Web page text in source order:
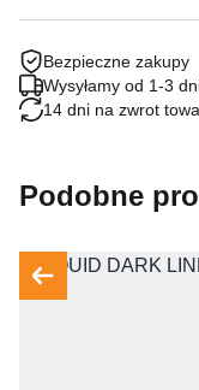
Bezpieczne zakupy
Wysyłamy od 1-3
14 dni na zwrot
Podobne